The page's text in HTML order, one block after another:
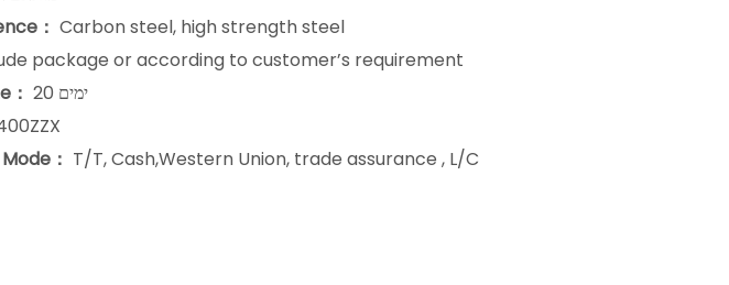
： Carbon steel, high strength steel
package or according to customer’s requirement
20 ימים
： T/T, Cash,Western Union, trade assurance , L/C